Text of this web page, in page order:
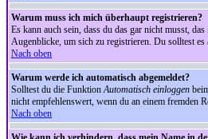
Warum muss ich mich überhaupt registrieren?
Es kann auch sein, dass du das gar nicht musst,
Augenblicke, um sich zu registrieren. Du solltest es
Nach oben
Warum werde ich automatisch abgemeldet?
Solltest du die FunktionAutomatisch einloggen
nicht empfehlenswert, wenn du an einem fremden
Nach oben